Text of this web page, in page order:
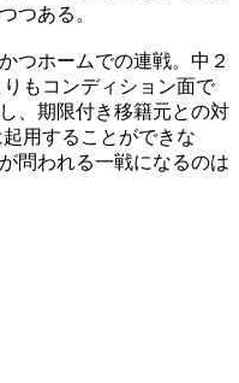
つある。
つホームでの連戦。中２
もコンディション面で
、期限付き移籍元との対
用することができな
問われる一戦になるのは